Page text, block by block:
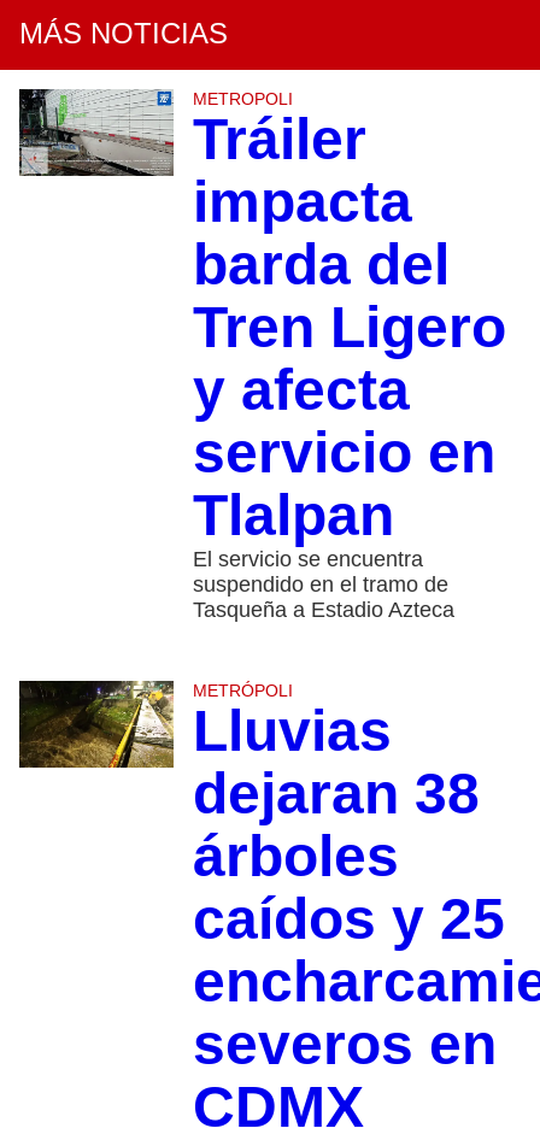
MÁS NOTICIAS
METROPOLI
Tráiler
impacta
barda del
Tren Ligero
y afecta
servicio en
Tlalpan
El servicio se encuentra
suspendido en el tramo de
Tasqueña a Estadio Azteca
METRÓPOLI
Lluvias
dejaran 38
árboles
caídos y 25
severos en
CDMX